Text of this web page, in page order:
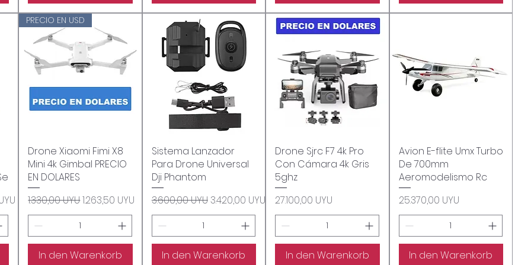
Schnellansicht
PRECIO EN USD
Drone Xiaomi Fimi X8
Mini 4k Gimbal PRECIO
EN DOLARES
Standardpreis
1.330,00 UYUSale-Preis
1.263,50 UYU
In den Warenkorb
Schnellansicht
Sistema Lanzador
Para Drone Universal
Dji Phantom
Standardpreis
3.600,00 UYUSale-Preis
3.420,00 UYU
In den Warenkorb
Schnellansicht
Drone Sjrc F7 4k Pro
Con Cámara 4k Gris
5ghz
Preis
27.100,00 UYU
In den Warenkorb
Schnellansicht
Avion E-flite Umx Turbo
De 700mm
Aeromodelismo Rc
Preis
25.370,00 UYU
In den Warenkorb